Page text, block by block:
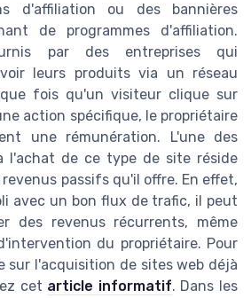
d'affiliation ou des bannières
de programmes d'affiliation.
par des entreprises qui
leurs produits via un réseau
fois qu'un visiteur clique sur
action spécifique, le propriétaire
une rémunération. L'une des
l'achat de ce type de site réside
passifs qu'il offre. En effet,
avec un bon flux de trafic, il peut
des revenus récurrents, même
du propriétaire. Pour
sur l'acquisition de sites web déjà
cet article informatif. Dans les